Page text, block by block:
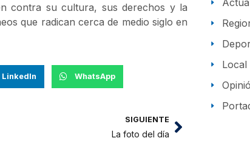
contra su cultura, sus derechos y la
que radican cerca de medio siglo en
LinkedIn WhatsApp
SIGUIENTE
La foto del día
Local